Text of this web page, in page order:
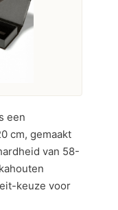
een
cm, gemaakt
van 58-
keuze voor